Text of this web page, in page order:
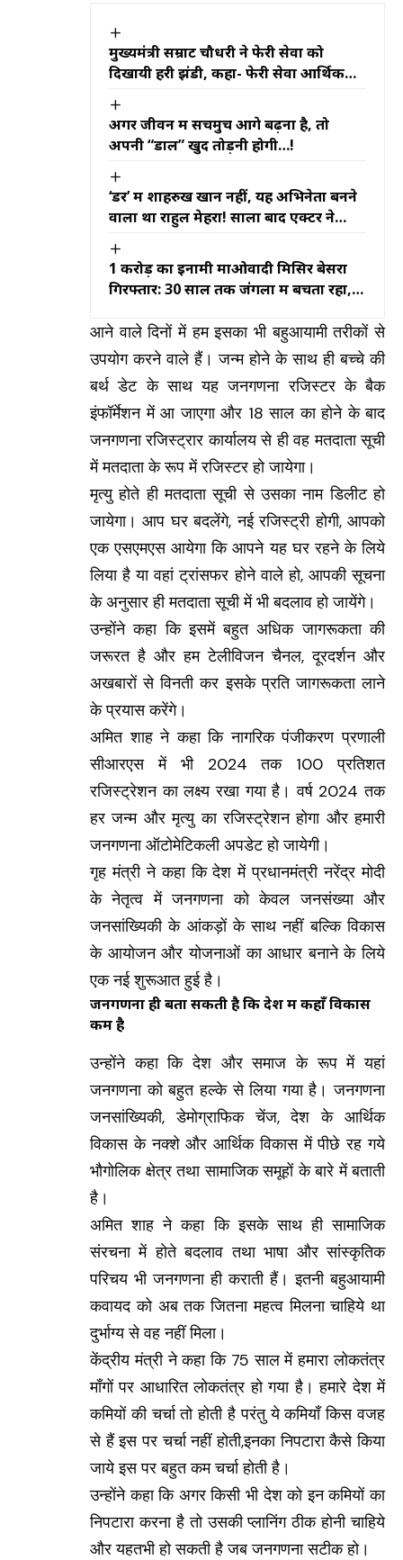
मुख्यमंत्री सम्राट चौधरी ने फेरी सेवा को
दिखायी हरी झंडी, कहा- फेरी सेवा आर्थिक
अगर जीवन में सचमुच आगे बढ़ना है, तो
अपनी “डाल” खुद तोड़नी होगी…!
‘डर’ में शाहरुख खान नहीं, यह अभिनेता बनने
वाला था राहुल मेहरा! सालों बाद एक्टर ने
₹1 करोड़ का इनामी माओवादी मिसिर बेसरा
गिरफ्तार: 30 साल तक जंगलों में बचता रहा,
की वजह
आने वाले दिनों में हम इसका भी बहुआयामी तरीकों से
उपयोग करने वाले हैं। जन्म होने के साथ ही बच्चे की
बर्थ डेट के साथ यह जनगणना रजिस्टर के बैक
इंफॉर्मेशन में आ जाएगा और 18 साल का होने के बाद
जनगणना रजिस्ट्रार कार्यालय से ही वह मतदाता सूची
में मतदाता के रूप में रजिस्टर हो जायेगा।
मृत्यु होते ही मतदाता सूची से उसका नाम डिलीट हो
जायेगा। आप घर बदलेंगे, नई रजिस्ट्री होगी, आपको
एक एसएमएस आयेगा कि आपने यह घर रहने के लिये
लिया है या वहां ट्रांसफर होने वाले हो, आपकी सूचना
के अनुसार ही मतदाता सूची में भी बदलाव हो जायेंगे।
उन्होंने कहा कि इसमें बहुत अधिक जागरूकता की
जरूरत है और हम टेलीविजन चैनल, दूरदर्शन और
अखबारों से विनती कर इसके प्रति जागरूकता लाने
के प्रयास करेंगे।
अमित शाह ने कहा कि नागरिक पंजीकरण प्रणाली
सीआरएस में भी 2024 तक 100 प्रतिशत
रजिस्ट्रेशन का लक्ष्य रखा गया है। वर्ष 2024 तक
हर जन्म और मृत्यु का रजिस्ट्रेशन होगा और हमारी
जनगणना ऑटोमेटिकली अपडेट हो जायेगी।
गृह मंत्री ने कहा कि देश में प्रधानमंत्री नरेंद्र मोदी
के नेतृत्व में जनगणना को केवल जनसंख्या और
जनसांख्यिकी के आंकड़ों के साथ नहीं बल्कि विकास
के आयोजन और योजनाओं का आधार बनाने के लिये
एक नई शुरूआत हुई है।
जनगणना ही बता सकती है कि देश में कहाँ विकास
कम है
उन्होंने कहा कि देश और समाज के रूप में यहां
जनगणना को बहुत हल्के से लिया गया है। जनगणना
जनसांख्यिकी, डेमोग्राफिक चेंज, देश के आर्थिक
विकास के नक्शे और आर्थिक विकास में पीछे रह गये
भौगोलिक क्षेत्र तथा सामाजिक समूहों के बारे में बताती
है।
अमित शाह ने कहा कि इसके साथ ही सामाजिक
संरचना में होते बदलाव तथा भाषा और सांस्कृतिक
परिचय भी जनगणना ही कराती हैं। इतनी बहुआयामी
कवायद को अब तक जितना महत्व मिलना चाहिये था
दुर्भाग्य से वह नहीं मिला।
केंद्रीय मंत्री ने कहा कि 75 साल में हमारा लोकतंत्र
माँगों पर आधारित लोकतंत्र हो गया है। हमारे देश में
कमियों की चर्चा तो होती है परंतु ये कमियाँ किस वजह
से हैं इस पर चर्चा नहीं होती,इनका निपटारा कैसे किया
जाये इस पर बहुत कम चर्चा होती है।
उन्होंने कहा कि अगर किसी भी देश को इन कमियों का
निपटारा करना है तो उसकी प्लानिंग ठीक होनी चाहिये
और यहतभी हो सकती है जब जनगणना सटीक हो।